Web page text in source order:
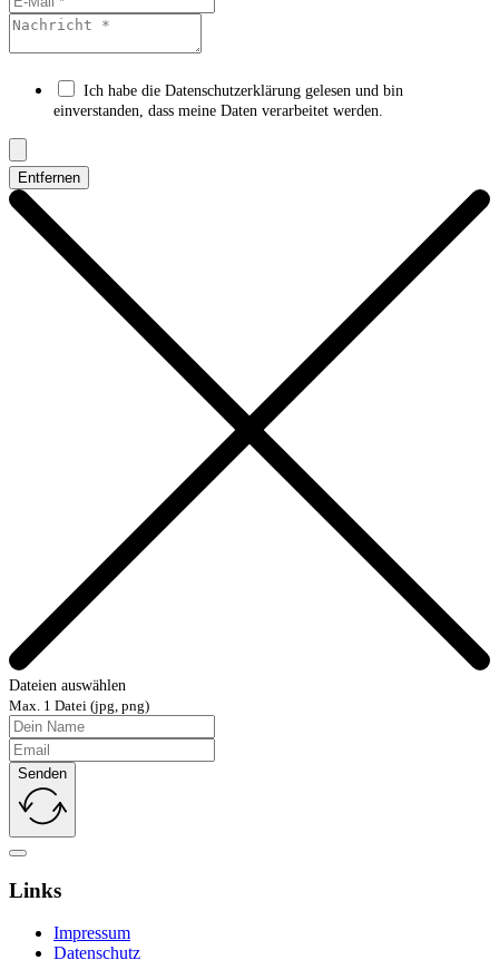
Ich habe die Datenschutzerklärung gelesen und bin
einverstanden, dass meine Daten verarbeitet werden.
Entfernen
Dateien auswählen
Max. 1 Datei (jpg, png)
Senden
Links
Impressum
Datenschutz